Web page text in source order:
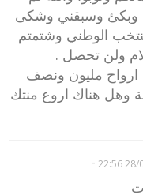
وبكئ وسبقني وشكى
الوطني وشتمتم
ولن تحصل .
ارواح مليون ونصف
وهل هناك اروع منتك
28/
-